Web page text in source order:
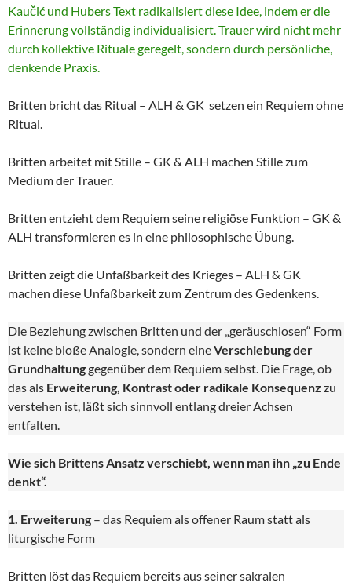
Kaučić und Hubers Text radikalisiert diese Idee, indem er die
Erinnerung vollständig individualisiert. Trauer wird nicht mehr
durch kollektive Rituale geregelt, sondern durch persönliche,
denkende Praxis.
Britten bricht das Ritual – ALH & GK setzen ein Requiem ohne
Ritual.
Britten arbeitet mit Stille – GK & ALH machen Stille zum
Medium der Trauer.
Britten entzieht dem Requiem seine religiöse Funktion – GK &
ALH transformieren es in eine philosophische Übung.
Britten zeigt die Unfaßbarkeit des Krieges – ALH & GK
machen diese Unfaßbarkeit zum Zentrum des Gedenkens.
Die Beziehung zwischen Britten und der „geräuschlosen“ Form
ist keine bloße Analogie, sondern eineVerschiebung der
Grundhaltunggegenüber dem Requiem selbst. Die Frage, ob
das als Erweiterung, Kontrast oder radikale Konsequenz zu
verstehen ist, läßt sich sinnvoll entlang dreier Achsen
entfalten.
Wie sich Brittens Ansatz verschiebt, wenn man ihn „zu Ende
denkt“.
1. Erweiterung – das Requiem als offener Raum statt als
liturgische Form
Britten löst das Requiem bereits aus seiner sakralen